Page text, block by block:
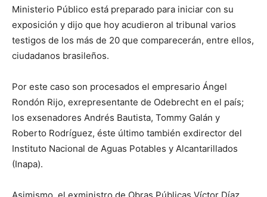
Ministerio Público está preparado para iniciar con su
exposición y dijo que hoy acudieron al tribunal varios
testigos de los más de 20 que comparecerán, entre ellos,
ciudadanos brasileños.
Por este caso son procesados el empresario Ángel
Rondón Rijo, exrepresentante de Odebrecht en el país;
los exsenadores Andrés Bautista, Tommy Galán y
Roberto Rodríguez, éste último también exdirector del
Instituto Nacional de Aguas Potables y Alcantarillados
(Inapa).